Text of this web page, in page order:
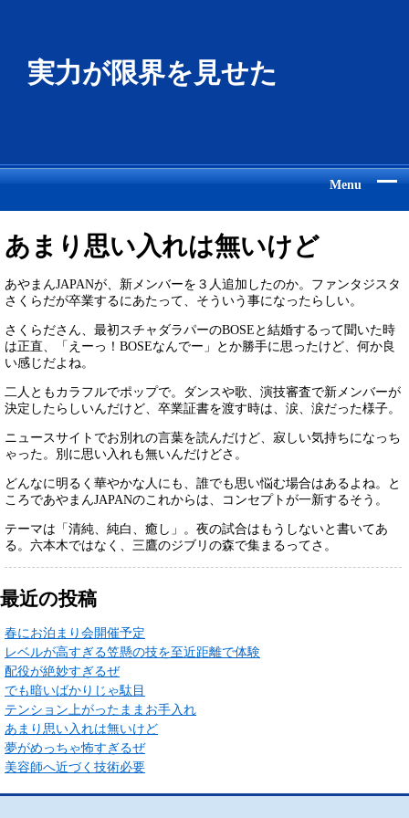
実力が限界を見せた
Menu
あまり思い入れは無いけど
あやまんJAPANが、新メンバーを３人追加したのか。ファンタジスタ
さくらだが卒業するにあたって、そういう事になったらしい。
さくらださん、最初スチャダラパーのBOSEと結婚するって聞いた時
は正直、「えーっ！BOSEなんでー」とか勝手に思ったけど、何か良
い感じだよね。
二人ともカラフルでポップで。ダンスや歌、演技審査で新メンバーが
決定したらしいんだけど、卒業証書を渡す時は、涙、涙だった様子。
ニュースサイトでお別れの言葉を読んだけど、寂しい気持ちになっち
ゃった。別に思い入れも無いんだけどさ。
どんなに明るく華やかな人にも、誰でも思い悩む場合はあるよね。と
ころであやまんJAPANのこれからは、コンセプトが一新するそう。
テーマは「清純、純白、癒し」。夜の試合はもうしないと書いてあ
る。六本木ではなく、三鷹のジブリの森で集まるってさ。
最近の投稿
春にお泊まり会開催予定
レベルが高すぎる笠懸の技を至近距離で体験
配役が絶妙すぎるぜ
でも暗いばかりじゃ駄目
テンション上がったままお手入れ
あまり思い入れは無いけど
夢がめっちゃ怖すぎるぜ
美容師へ近づく技術必要